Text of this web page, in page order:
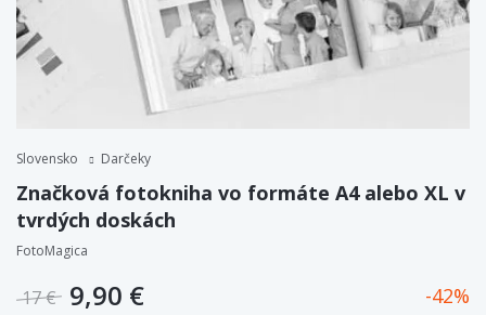
Slovensko Darčeky
Značková fotokniha vo formáte A4 alebo XL v
tvrdých doskách
FotoMagica
17 € 9,90 € 42